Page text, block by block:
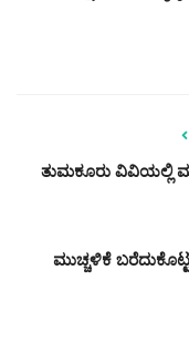
ತುಮಕೂರು ವಿವಿಯಲ್ಲಿ
ಮುಚ್ಚಳಿಕೆ